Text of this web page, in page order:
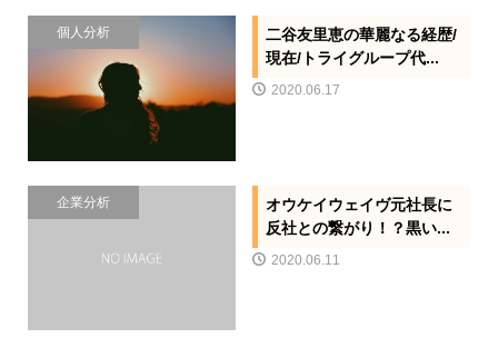
個人分析
二谷友里恵の華麗なる経歴/
現在/トライグループ代...
2020.06.17
企業分析
オウケイウェイヴ元社長に
反社との繋がり！？黒い...
2020.06.11